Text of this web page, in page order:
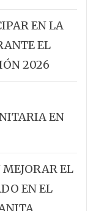
EN LA
EL
2026
EN
EL
EN EL